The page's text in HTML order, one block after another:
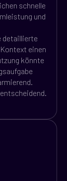
schnelle
und
detaillierte
einen
könnte